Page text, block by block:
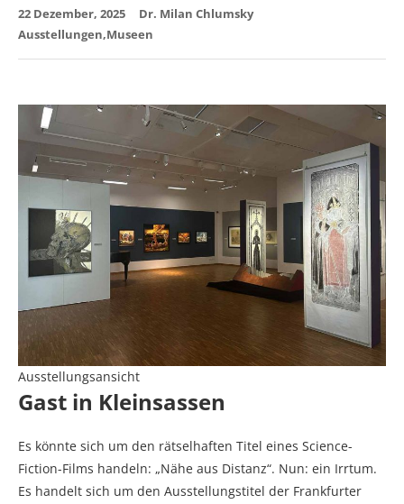
22 Dezember, 2025
Dr. Milan Chlumsky
Ausstellungen Museen
Ausstellungsansicht
Gast in Kleinsassen
Es könnte sich um den rätselhaften Titel eines Science-
Fiction-Films handeln: „Nähe aus Distanz“. Nun: ein Irrtum.
Es handelt sich um den Ausstellungstitel der Frankfurter